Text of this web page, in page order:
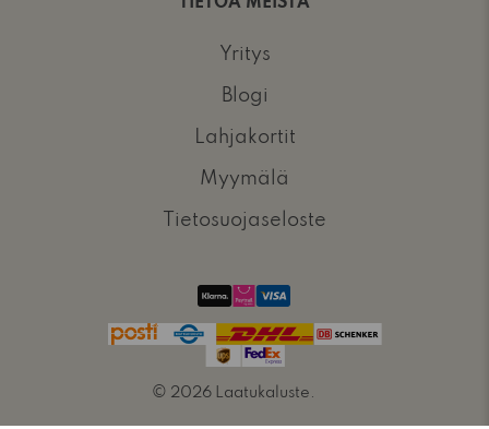
Yritys
Blogi
Lahjakortit
Myymälä
Tietosuojaseloste
© 2026 Laatukaluste